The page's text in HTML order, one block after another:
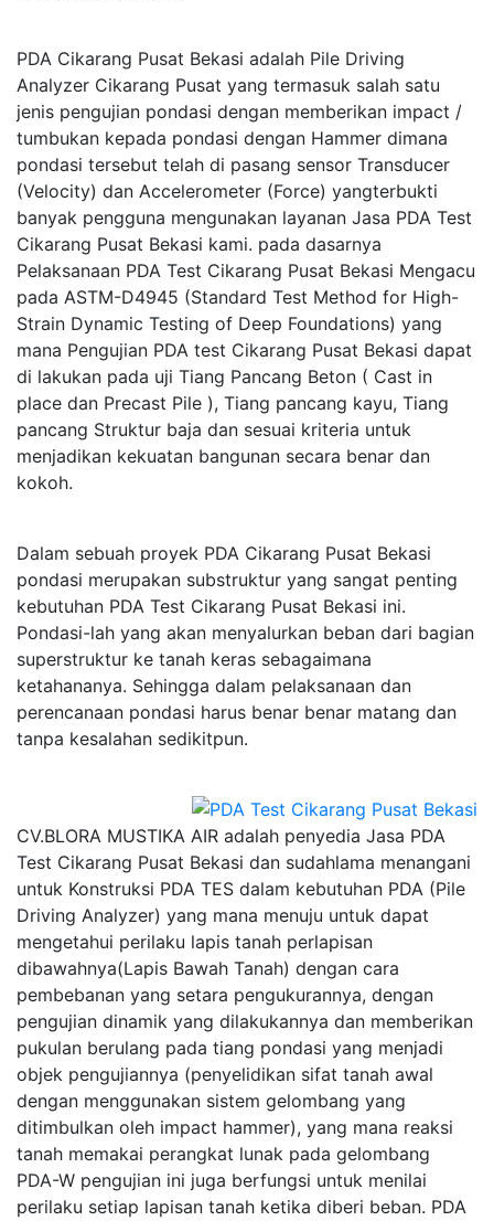
PDA Cikarang Pusat Bekasi adalah Pile Driving
Analyzer Cikarang Pusat yang termasuk salah satu
jenis pengujian pondasi dengan memberikan impact /
tumbukan kepada pondasi dengan Hammer dimana
pondasi tersebut telah di pasang sensor Transducer
(Velocity) dan Accelerometer (Force) yangterbukti
banyak pengguna mengunakan layanan Jasa PDA Test
Cikarang Pusat Bekasi kami. pada dasarnya
Pelaksanaan PDA Test Cikarang Pusat Bekasi Mengacu
pada ASTM-D4945 (Standard Test Method for High-
Strain Dynamic Testing of Deep Foundations) yang
mana Pengujian PDA test Cikarang Pusat Bekasi dapat
di lakukan pada uji Tiang Pancang Beton ( Cast in
place dan Precast Pile ), Tiang pancang kayu, Tiang
pancang Struktur baja dan sesuai kriteria untuk
menjadikan kekuatan bangunan secara benar dan
kokoh.
Dalam sebuah proyek PDA Cikarang Pusat Bekasi
pondasi merupakan substruktur yang sangat penting
kebutuhan PDA Test Cikarang Pusat Bekasi ini.
Pondasi-lah yang akan menyalurkan beban dari bagian
superstruktur ke tanah keras sebagaimana
ketahananya. Sehingga dalam pelaksanaan dan
perencanaan pondasi harus benar benar matang dan
tanpa kesalahan sedikitpun.
CV.BLORA MUSTIKA AIR adalah penyedia Jasa PDA
Test Cikarang Pusat Bekasi dan sudahlama menangani
untuk Konstruksi PDA TES dalam kebutuhan PDA (Pile
Driving Analyzer) yang mana menuju untuk dapat
mengetahui perilaku lapis tanah perlapisan
dibawahnya(Lapis Bawah Tanah) dengan cara
pembebanan yang setara pengukurannya, dengan
pengujian dinamik yang dilakukannya dan memberikan
pukulan berulang pada tiang pondasi yang menjadi
objek pengujiannya (penyelidikan sifat tanah awal
dengan menggunakan sistem gelombang yang
ditimbulkan oleh impact hammer), yang mana reaksi
tanah memakai perangkat lunak pada gelombang
PDA-W pengujian ini juga berfungsi untuk menilai
perilaku setiap lapisan tanah ketika diberi beban. PDA